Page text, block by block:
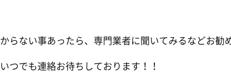
らない事あったら、専門業者に聞いてみるなどお勧
つでも連絡お待ちしております！！